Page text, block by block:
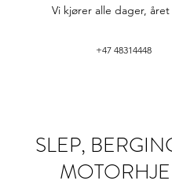
Vi kjører alle dager,
+47 48314448
SLEP,